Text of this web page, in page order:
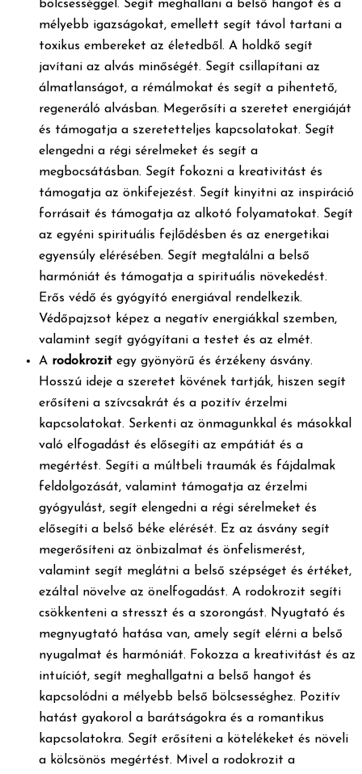
bölcsességgel. Segít meghallani a belső hangot és a
mélyebb igazságokat, emellett segít távol tartani a
toxikus embereket az életedből. A holdkő segít
javítani az alvás minőségét. Segít csillapítani az
álmatlanságot, a rémálmokat és segít a pihentető,
regeneráló alvásban. Megerősíti a szeretet energiáját
és támogatja a szeretetteljes kapcsolatokat. Segít
elengedni a régi sérelmeket és segít a
megbocsátásban. Segít fokozni a kreativitást és
támogatja az önkifejezést. Segít kinyitni az inspiráció
forrásait és támogatja az alkotó folyamatokat. Segít
az egyéni spirituális fejlődésben és az energetikai
egyensúly elérésében. Segít megtalálni a belső
harmóniát és támogatja a spirituális növekedést.
Erős védő és gyógyító energiával rendelkezik.
Védőpajzsot képez a negatív energiákkal szemben,
valamint segít gyógyítani a testet és az elmét.
A rodokrozit egy gyönyörű és érzékeny ásvány.
Hosszú ideje a szeretet kövének tartják, hiszen segít
erősíteni a szívcsakrát és a pozitív érzelmi
kapcsolatokat. Serkenti az önmagunkkal és másokkal
való elfogadást és elősegíti az empátiát és a
megértést. Segíti a múltbeli traumák és fájdalmak
feldolgozását, valamint támogatja az érzelmi
gyógyulást, segít elengedni a régi sérelmeket és
elősegíti a belső béke elérését. Ez az ásvány segít
megerősíteni az önbizalmat és önfelismerést,
valamint segít meglátni a belső szépséget és értéket,
ezáltal növelve az önelfogadást. A rodokrozit segíti
csökkenteni a stresszt és a szorongást. Nyugtató és
megnyugtató hatása van, amely segít elérni a belső
nyugalmat és harmóniát. Fokozza a kreativitást és az
intuíciót, segít meghallgatni a belső hangot és
kapcsolódni a mélyebb belső bölcsességhez. Pozitív
hatást gyakorol a barátságokra és a romantikus
kapcsolatokra. Segít erősíteni a kötelékeket és növeli
a kölcsönös megértést. Mivel a rodokrozit a